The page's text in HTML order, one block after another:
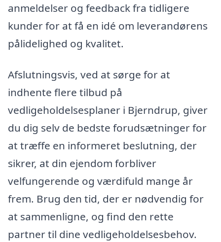
anmeldelser og feedback fra tidligere
kunder for at få en idé om leverandørens
pålidelighed og kvalitet.
Afslutningsvis, ved at sørge for at
indhente flere tilbud på
vedligeholdelsesplaner i Bjerndrup, giver
du dig selv de bedste forudsætninger for
at træffe en informeret beslutning, der
sikrer, at din ejendom forbliver
velfungerende og værdifuld mange år
frem. Brug den tid, der er nødvendig for
at sammenligne, og find den rette
partner til dine vedligeholdelsesbehov.